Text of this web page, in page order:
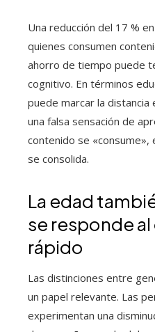
Una reducción del 17 %
quienes consumen
ahorro de tiempo puede
cognitivo. En términos
puede marcar la
una falsa sensación de
contenido se «consume»,
se consolida.
La edad
se responde
rápido
Las distinciones entre
un papel relevante. Las
experimentan una